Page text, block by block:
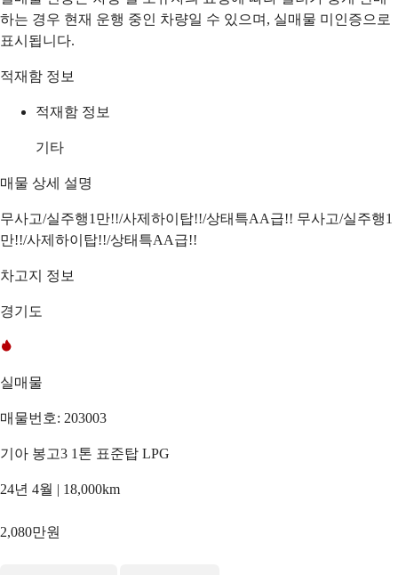
하는 경우 현재 운행 중인 차량일 수 있으며, 실매물 미인증으로
표시됩니다.
적재함 정보
적재함 정보
기타
매물 상세 설명
무사고/실주행1만!!/사제하이탑!!/상태특AA급!! 무사고/실주행1
만!!/사제하이탑!!/상태특AA급!!
차고지 정보
경기도
실매물
매물번호: 203003
기아 봉고3 1톤 표준탑 LPG
24년 4월 | 18,000km
2,080만원